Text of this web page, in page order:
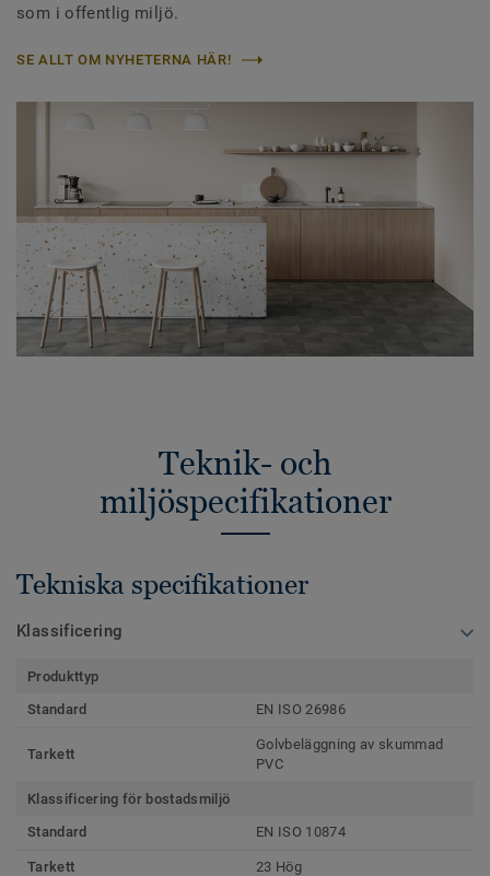
som i offentlig miljö.
SE ALLT OM NYHETERNA HÄR!
Teknik- och
miljöspecifikationer
Tekniska specifikationer
Klassificering
Produkttyp
Standard
EN ISO 26986
Tarkett
Golvbeläggning av skummad
PVC
Klassificering för bostadsmiljö
Standard
EN ISO 10874
Tarkett 23 Hög